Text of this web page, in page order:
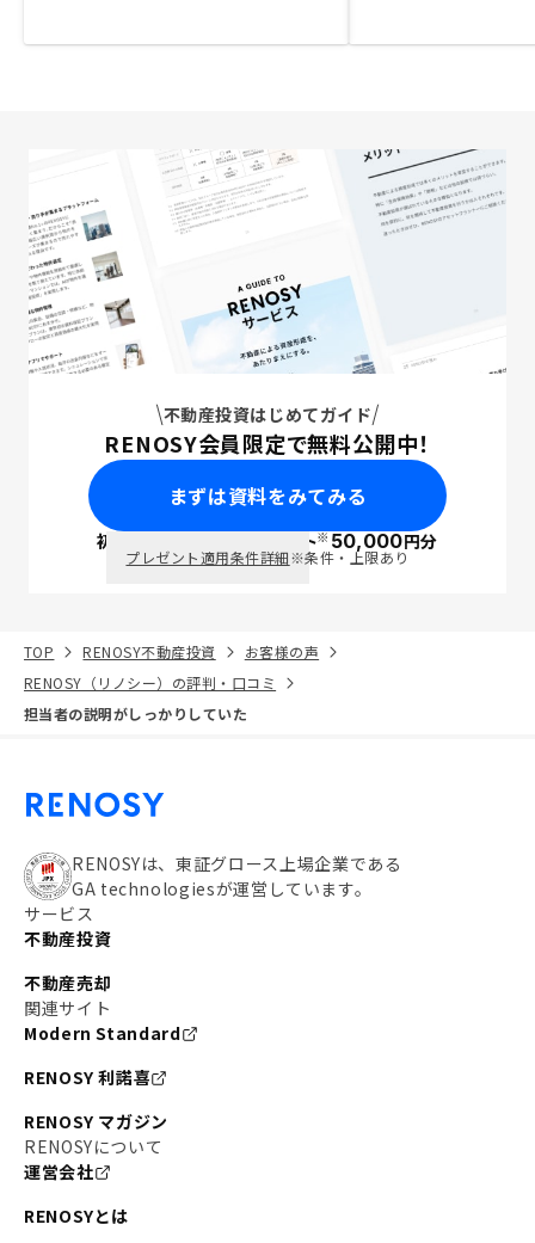
不動産投資はじめてガイド
RENOSY会員限定で無料公開中！
まずは資料をみてみる
初回面談で ポイント※50,000円分
プレゼント適用条件詳細※条件・上限あり
TOP RENOSY不動産投資
お客様の声
RENOSY（リノシー）の評判・口コミ
担当者の説明がしっかりしていた
RENOSYは、東証グロース上場企業である
GA technologiesが運営しています。
サービス
不動産投資
不動産売却
関連サイト
Modern Standard
RENOSY 利諾喜
RENOSY マガジン
RENOSYについて
運営会社
RENOSYとは